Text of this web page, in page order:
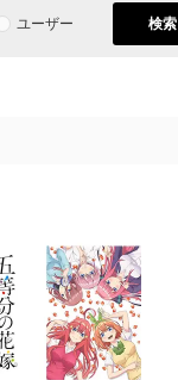
ユーザー 検索